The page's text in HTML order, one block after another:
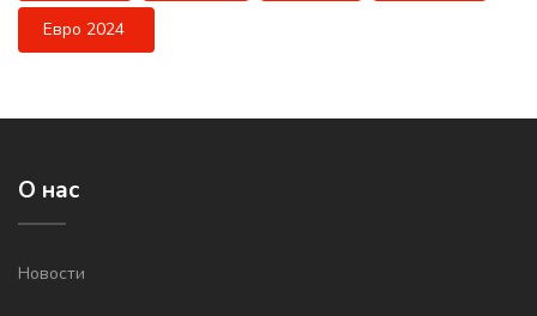
Евро 2024
О нас
Новости